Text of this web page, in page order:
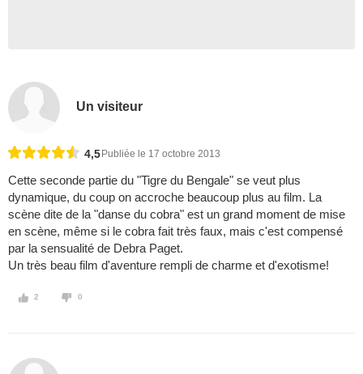
Un visiteur
4,5 Publiée le 17 octobre 2013
Cette seconde partie du "Tigre du Bengale" se veut plus
dynamique, du coup on accroche beaucoup plus au film. La
scène dite de la "danse du cobra" est un grand moment de mise
en scène, même si le cobra fait très faux, mais c'est compensé
par la sensualité de Debra Paget.
Un très beau film d'aventure rempli de charme et d'exotisme!
2 0